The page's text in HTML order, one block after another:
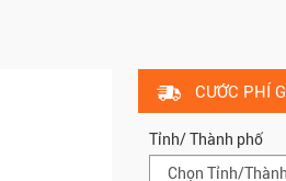
CƯỚC PHÍ
Tỉnh/ Thành phố